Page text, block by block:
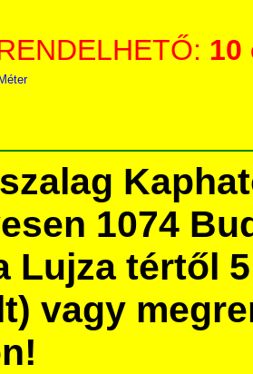
10
Méter
1074
Lujza tértől
vagy